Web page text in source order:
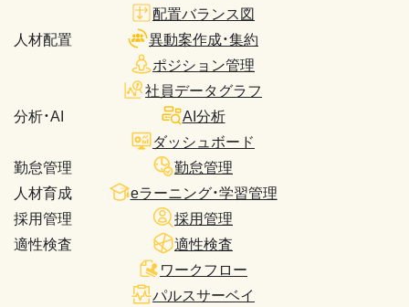
人材配置
配置バランス図
異動案作成・集約
ポジション管理
分析・AI
社員データグラフ
AI分析
ダッシュボード
勤怠管理
勤怠管理
人材育成
eラーニング・学習管理
採用管理
採用管理
適性検査
適性検査
ワークフロー
パルスサーベイ